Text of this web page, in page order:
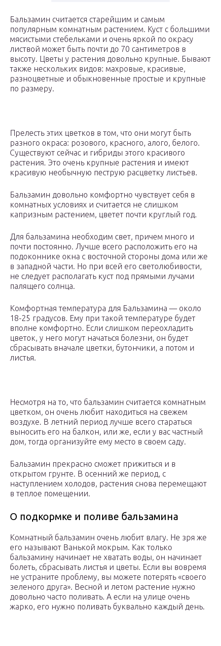
Бальзамин считается старейшим и самым
популярным комнатным растением. Куст с большими
мясистыми стебельками и очень яркой по окрасу
листвой может быть почти до 70 сантиметров в
высоту. Цветы у растения довольно крупные. Бывают
также нескольких видов: махровые, красивые,
разноцветные и обыкновенные простые и крупные
по размеру.
Прелесть этих цветков в том, что они могут быть
разного окраса: розового, красного, алого, белого.
Существуют сейчас и гибриды этого красивого
растения. Это очень крупные растения и имеют
красивую необычную пеструю расцветку листьев.
Бальзамин довольно комфортно чувствует себя в
комнатных условиях и считается не слишком
капризным растением, цветет почти круглый год.
Для бальзамина необходим свет, причем много и
почти постоянно. Лучше всего расположить его на
подоконнике окна с восточной стороны дома или же
в западной части. Но при всей его светолюбивости,
не следует располагать куст под прямыми лучами
палящего солнца.
Комфортная температура для Бальзамина — около
18-25 градусов. Ему при такой температуре будет
вполне комфортно. Если слишком переохладить
цветок, у него могут начаться болезни, он будет
сбрасывать вначале цветки, бутончики, а потом и
листья.
Несмотря на то, что бальзамин считается комнатным
цветком, он очень любит находиться на свежем
воздухе. В летний период лучше всего стараться
выносить его на балкон, или же, если у вас частный
дом, тогда организуйте ему место в своем саду.
Бальзамин прекрасно сможет прижиться и в
открытом грунте. В осенний же период, с
наступлением холодов, растения снова перемещают
в теплое помещении.
О подкормке и поливе бальзамина
Комнатный бальзамин очень любит влагу. Не зря же
его называют Ванькой мокрым. Как только
бальзамину начинает не хватать воды, он начинает
болеть, сбрасывать листья и цветы. Если вы вовремя
не устраните проблему, вы можете потерять «своего
зеленого друга». Весной и летом растение нужно
довольно часто поливать. А если на улице очень
жарко, его нужно поливать буквально каждый день.